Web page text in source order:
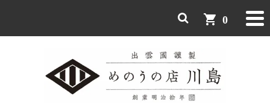
shopping_cart 0